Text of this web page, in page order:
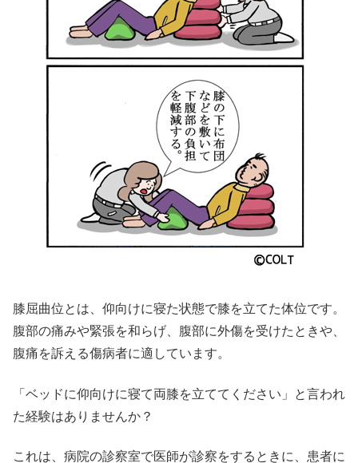
膝屈曲位とは、仰向けに寝た状態で膝を立てた体位です。
腹部の痛みや緊張を和らげ、腹部に外傷を受けたときや、
腹痛を訴える傷病者に適しています。
「ベッドに仰向けに寝て両膝を立ててください」と言われ
た経験はありませんか？
これは、病院の診察室で医師が診察をするときに、患者に